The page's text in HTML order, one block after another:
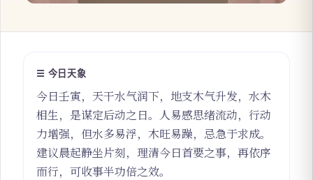
☰ 今日天象
今日壬寅，天干水气润下，地支木气升发，水木
相生，是谋定后动之日。人易感思绪流动，行动
力增强，但水多易浮，木旺易躁，忌急于求成。
建议晨起静坐片刻，理清今日首要之事，再依序
而行，可收事半功倍之效。